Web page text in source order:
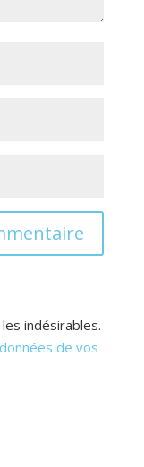
indésirables.
de vos